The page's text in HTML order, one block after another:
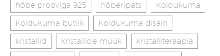
hõbe prooviga 925
hõberipats
Koidukuma
Koidukuma butiik
Koidukuma disain
kristallid
kristallide müük
kristalliteraapia